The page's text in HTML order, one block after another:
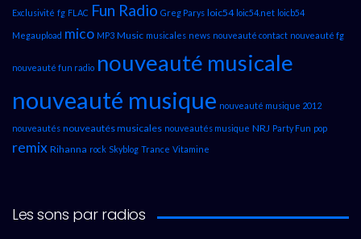
Exclusivité fg FLAC Fun Radio Greg Parys loic54 loic54.net loicb54
Megaupload mico MP3 Music musicales news nouveauté contact nouveauté fg
nouveauté fun radio nouveauté musicale
nouveauté musique nouveauté musique 2012
nouveautés nouveautés musicales nouveautés musique NRJ Party Fun pop
remix Rihanna rock Skyblog Trance Vitamine
Les sons par radios